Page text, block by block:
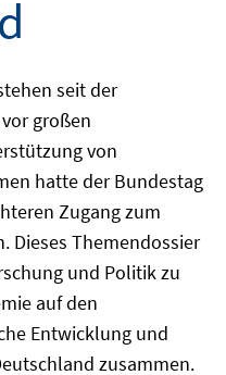
seit der
großen
von
hatte der Bundestag
Zugang zum
Dieses Themendossier
und Politik zu
auf den
Entwicklung und
zusammen.